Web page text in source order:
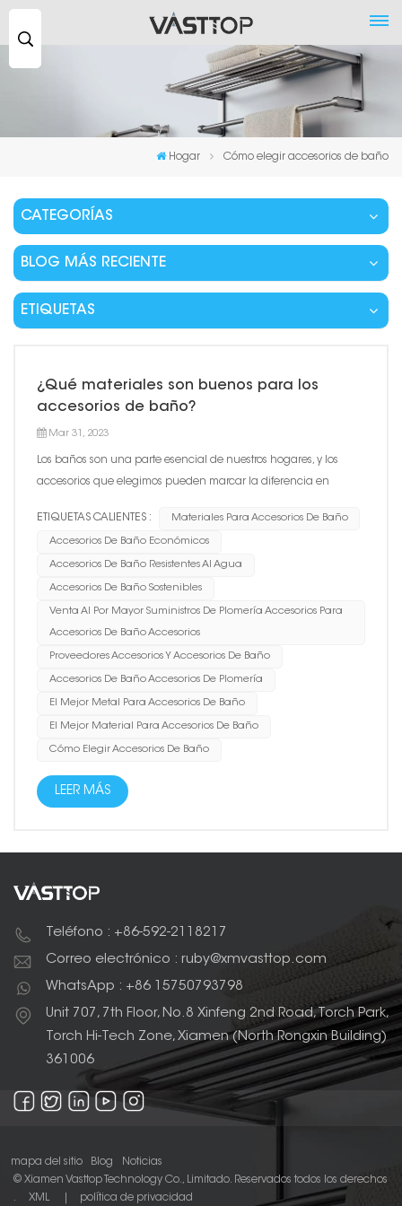
Hogar Cómo elegir accesorios de baño
CATEGORÍAS
BLOG MÁS RECIENTE
ETIQUETAS
¿Qué materiales son buenos para los
accesorios de baño?
Mar 31, 2023
Los baños son una parte esencial de nuestros hogares, y los
accesorios que elegimos pueden marcar la diferencia en
En este blog, exploraremos algunos de los materiales má...
ETIQUETAS CALIENTES : Materiales Para Accesorios De Baño
Accesorios De Baño Económicos
Accesorios De Baño Resistentes Al Agua
Accesorios De Baño Sostenibles
Venta Al Por Mayor Suministros De Plomería Accesorios Para
Accesorios De Baño Accesorios
Proveedores Accesorios Y Accesorios De Baño
Accesorios De Baño Accesorios De Plomería
El Mejor Metal Para Accesorios De Baño
El Mejor Material Para Accesorios De Baño
Cómo Elegir Accesorios De Baño
LEER MÁS
Teléfono : +86-592-2118217
Correo electrónico : ruby@xmvasttop.com
WhatsApp : +86 15750793798
Unit 707, 7th Floor, No.8 Xinfeng 2nd Road, Torch Park,
Torch Hi-Tech Zone, Xiamen (North Rongxin Building)
361006
mapa del sitio Blog
Noticias
© Xiamen Vasttop Technology Co., Limitado. Reservados todos los derechos
.
XML política de privacidad